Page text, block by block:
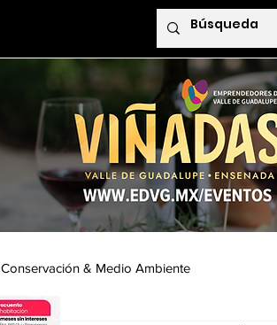
Conservación & Medio Ambiente